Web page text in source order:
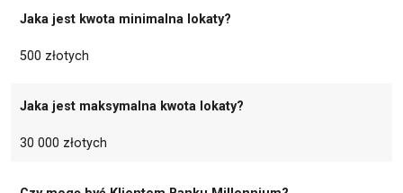
Jaka jest kwota minimalna lokaty?
500 złotych
Jaka jest maksymalna kwota lokaty?
30 000 złotych